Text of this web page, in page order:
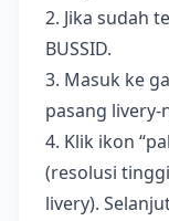
2. Jika sudah
BUSSID.
3. Masuk ke
pasang livery-
4. Klik ikon
(resolusi
livery).